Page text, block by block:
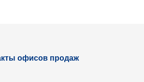
офисов продаж